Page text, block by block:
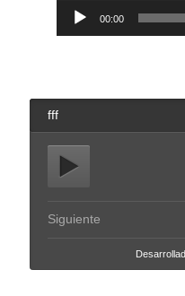
Reproductor
00:00